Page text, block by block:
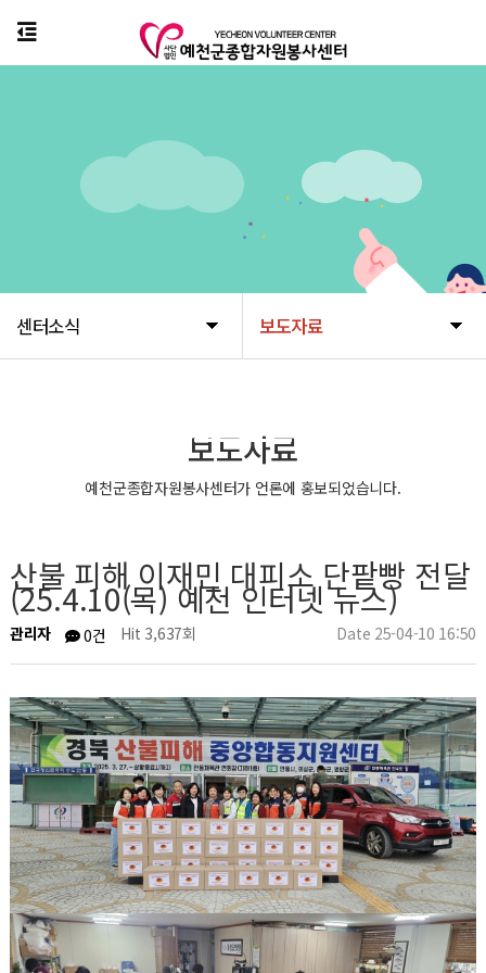
센터소식 보도자료
보도자료
예천군종합자원봉사센터가 언론에 홍보되었습니다.
산불 피해 이재민 대피소 단팥빵 전달
(25.4.10(목) 예천 인터넷 뉴스)
관리자 0건 Hit 3,637회 Date 25-04-10 16:50